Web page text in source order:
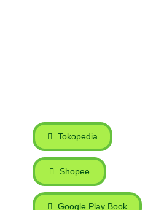
Tokopedia
Shopee
Google Play Book